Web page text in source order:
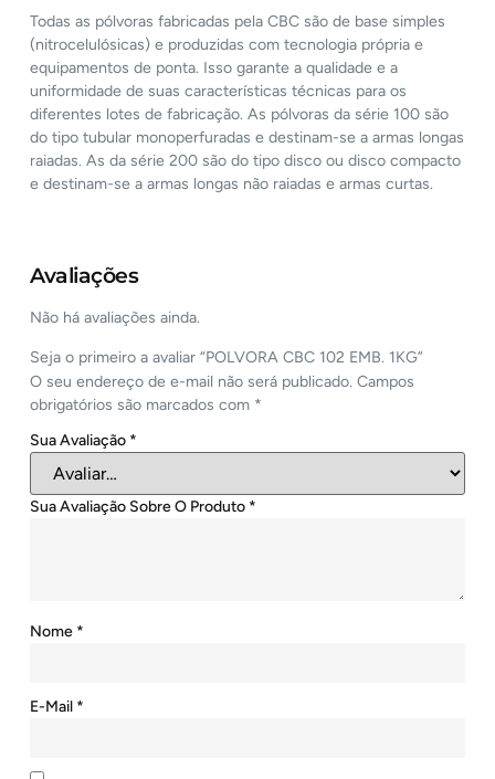
Todas as pólvoras fabricadas pela CBC são de base simples
(nitrocelulósicas) e produzidas com tecnologia própria e
equipamentos de ponta. Isso garante a qualidade e a
uniformidade de suas características técnicas para os
diferentes lotes de fabricação. As pólvoras da série 100 são
do tipo tubular monoperfuradas e destinam-se a armas longas
raiadas. As da série 200 são do tipo disco ou disco compacto
e destinam-se a armas longas não raiadas e armas curtas.
Avaliações
Não há avaliações ainda.
Seja o primeiro a avaliar “POLVORA CBC 102 EMB. 1KG”
O seu endereço de e-mail não será publicado. Campos
obrigatórios são marcados com *
Sua Avaliação *
Sua Avaliação Sobre O Produto *
Nome *
E-Mail *